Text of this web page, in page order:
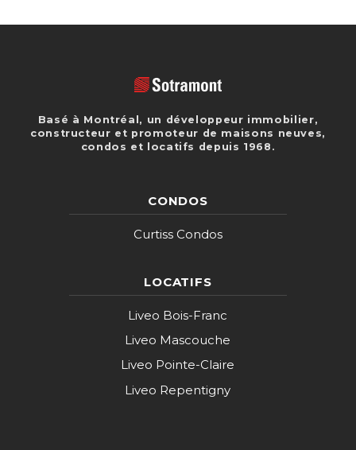
Basé à Montréal, un développeur immobilier,
constructeur et promoteur de maisons neuves,
condos et locatifs depuis 1968.
CONDOS
Curtiss Condos
LOCATIFS
Liveo Bois-Franc
Liveo Mascouche
Liveo Pointe-Claire
Liveo Repentigny